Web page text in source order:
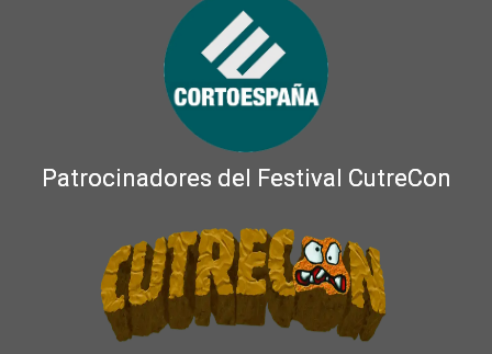
Patrocinadores del Festival CutreCon